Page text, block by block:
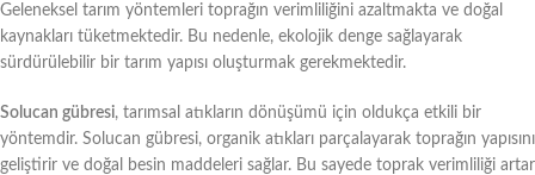
Geleneksel tarım yöntemleri toprağın verimliliğini azaltmakta ve doğal
kaynakları tüketmektedir. Bu nedenle, ekolojik denge sağlayarak
sürdürülebilir bir tarım yapısı oluşturmak gerekmektedir.
Solucan gübresi, tarımsal atıkların dönüşümü için oldukça etkili bir
yöntemdir. Solucan gübresi, organik atıkları parçalayarak toprağın yapısını
geliştirir ve doğal besin maddeleri sağlar. Bu sayede toprak verimliliği artar